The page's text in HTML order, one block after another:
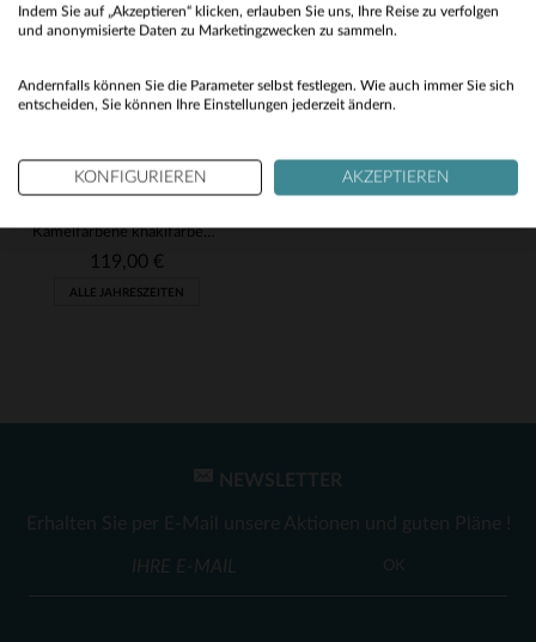
41 45 45
VERFÜGBARE GRÖSSEN
45
Kamelfarbene khakifarbene Turnschuhe
119,00 €
ALLE JAHRESZEITEN
NEWSLETTER
Erhalten Sie per E-Mail unsere Aktionen und guten Pläne !
OK
No
Indem Sie auf „Akzeptieren“ klicken, erlauben Sie uns, Ihre Reise zu verfolgen
und anonymisierte Daten zu Marketingzwecken zu sammeln.
Andernfalls können Sie die Parameter selbst festlegen. Wie auch immer Sie sich
entscheiden, Sie können Ihre Einstellungen jederzeit ändern.
KONFIGURIEREN AKZEPTIEREN